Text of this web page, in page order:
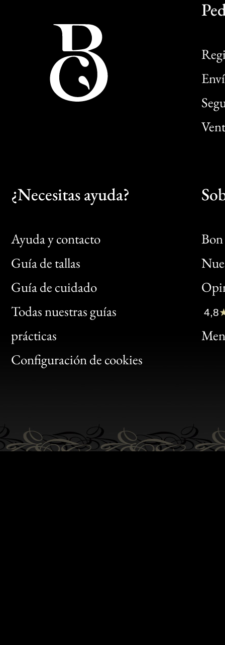
¿Necesitas ayuda?
Ayuda y contacto
Guía de tallas
Guía de cuidado
Todas nuestras guías
prácticas
Configuración de cookies
Bon
Clic
Bon
4,8